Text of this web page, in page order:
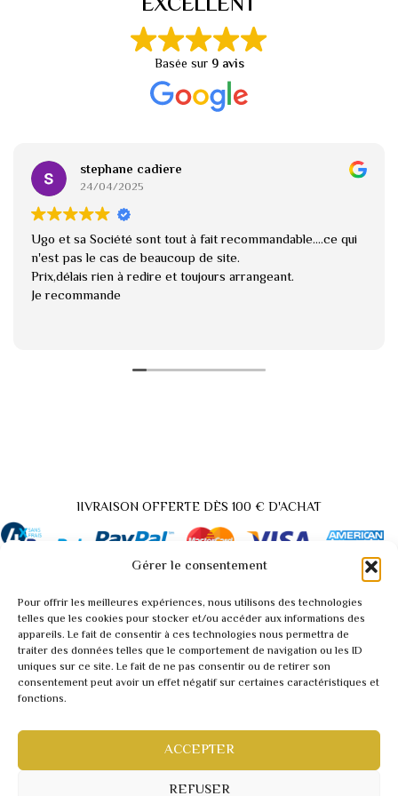
Gérer le consentement
Pour offrir les meilleures expériences, nous utilisons des technologies
telles que les cookies pour stocker et/ou accéder aux informations des
appareils. Le fait de consentir à ces technologies nous permettra de
traiter des données telles que le comportement de navigation ou les ID
uniques sur ce site. Le fait de ne pas consentir ou de retirer son
consentement peut avoir un effet négatif sur certaines caractéristiques et
fonctions.
ACCEPTER
REFUSER
Basée sur 9 avis
stephane cadiere
24/04/2025
Ugo et sa Société sont tout à fait recommandable....ce qui
n'est pas le cas de beaucoup de site.
Prix,délais rien à redire et toujours arrangeant.
Je recommande
lIVRAISON OFFERTE DÈS 100 € D'ACHAT
A propos / Contact
Demande tarif pro / vidéo
Politique de confidentialité
©2022 RARITY
Back
to
Top